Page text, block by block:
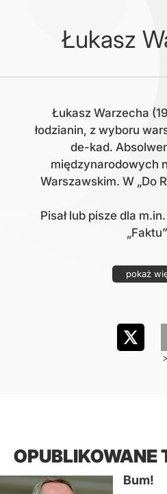
Łukasz
Łukasz Warzecha
łodzianin, z wyboru
de-kad.
międzynarodowych
Warszawskim. W „Do
Pisał lub pisze dla
pokaż
OPUBLIKOWANE
Bum!